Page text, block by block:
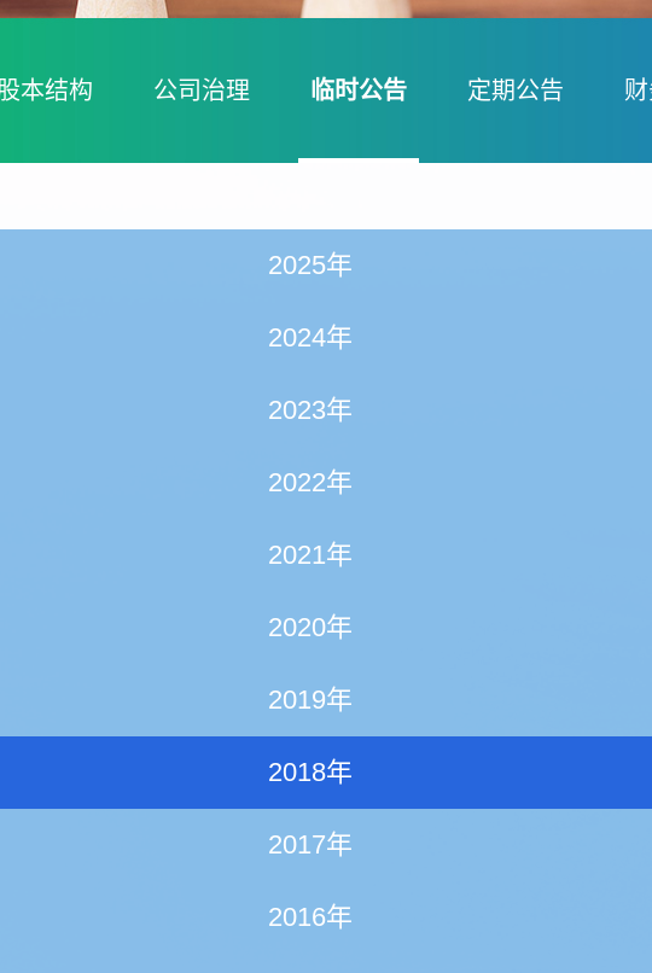
本结构 公司治理 临时公告 定期公告
2025年
2024年
2023年
2022年
2021年
2020年
2019年
2018年
2017年
2016年